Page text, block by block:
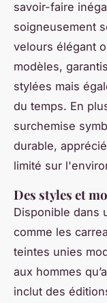
savoir-faire
soigneusement
velours élégant
modèles,
stylées mais
du temps. En
surchemise
durable,
limité sur
Des styles et
Disponible dans
comme les
teintes unies
aux hommes
inclut des